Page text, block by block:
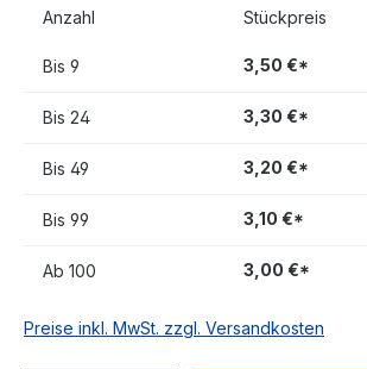
Anzahl Stückpreis
Bis 9 3,50 €*
Bis 24 3,30 €*
Bis 49 3,20 €*
Bis 99 3,10 €*
Ab 100 3,00 €*
Preise inkl. MwSt. zzgl. Versandkosten